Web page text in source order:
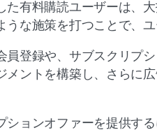
た有料購読ユーザーは、
うな施策を打つことで、
員登録や、サブスクリプ
メントを構築し、さらに
ションオファーを提供す